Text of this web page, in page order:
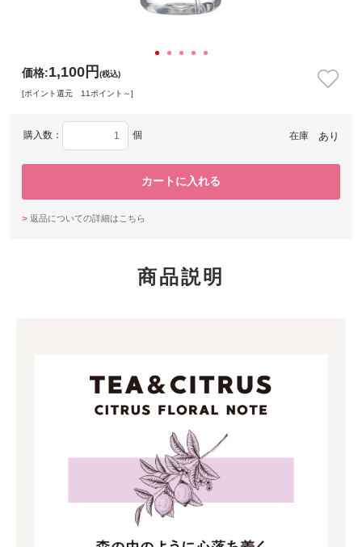
価格:1,100円 (税込)
[ポイント還元 11ポイント～]
購入数： 個 在庫 あり
返品についての詳細はこちら
商品説明